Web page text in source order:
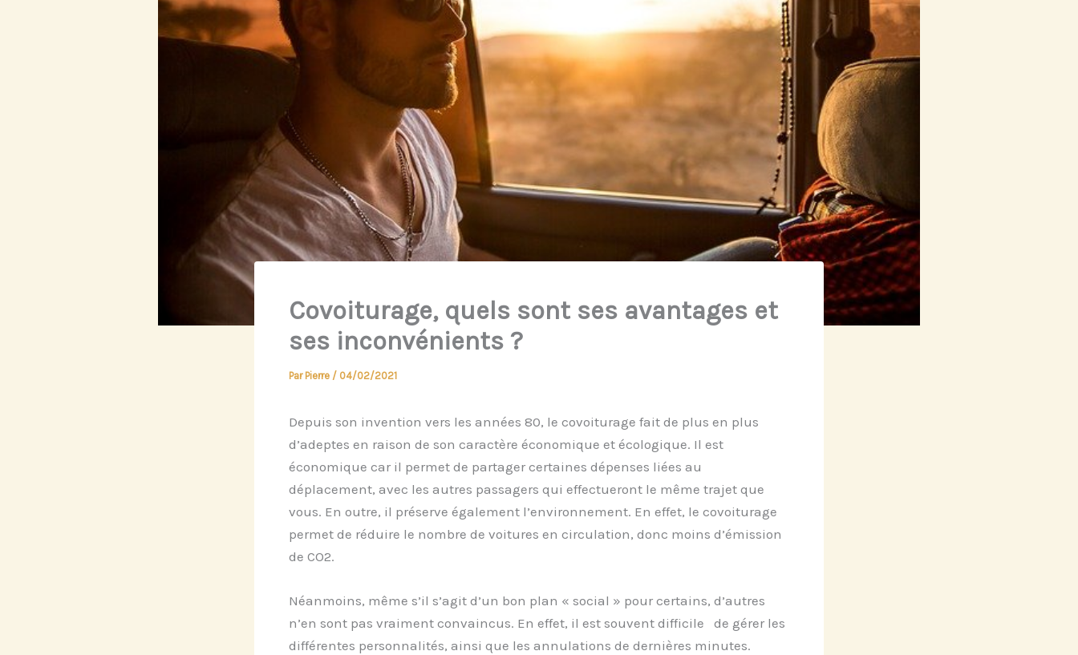
Covoiturage, quels sont ses avantages et
ses inconvénients ?
Par Pierre / 04/02/2021
Depuis son invention vers les années 80, le covoiturage fait de plus en plus
d’adeptes en raison de son caractère économique et écologique. Il est
économique car il permet de partager certaines dépenses liées au
déplacement, avec les autres passagers qui effectueront le même trajet que
vous. En outre, il préserve également l’environnement. En effet, le covoiturage
permet de réduire le nombre de voitures en circulation, donc moins d’émission
de CO2.
Néanmoins, même s’il s’agit d’un bon plan « social » pour certains, d’autres
n’en sont pas vraiment convaincus. En effet, il est souvent difficile de gérer les
différentes personnalités, ainsi que les annulations de dernières minutes.